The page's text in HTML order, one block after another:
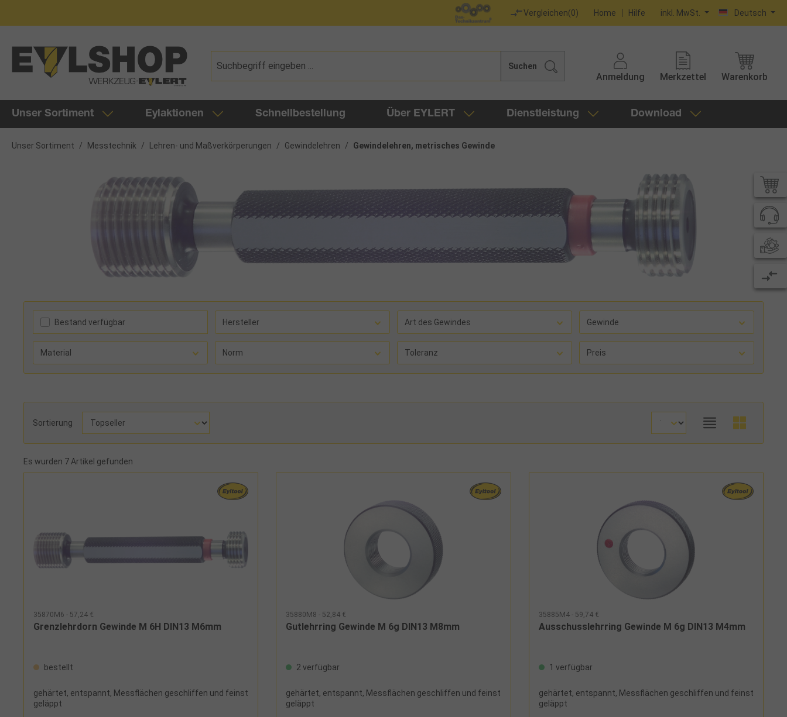
Vergleichen(0) Home Hilfe inkl. MwSt. Deutsch
Suchen
Anmeldung Merkzettel Warenkorb
Unser Sortiment Eylaktionen Schnellbestellung Über EYLERT Dienstleistung Download
Unser Sortiment / Messtechnik / Lehren- und Maßverkörperungen / Gewindelehren / Gewindelehren, metrisches Gewinde
Bestand verfügbar Hersteller Art des Gewindes Gewinde
Material Norm Toleranz Preis
Sortierung
Es wurden 7 Artikel gefunden
35870M6 - 57,24 €
Grenzlehrdorn Gewinde M 6H DIN13 M6mm
bestellt
gehärtet, entspannt, Messflächen geschliffen und feinst
geläppt
35880M8 - 52,84 €
Gutlehrring Gewinde M 6g DIN13 M8mm
2 verfügbar
gehärtet, entspannt, Messflächen geschliffen und feinst
geläppt
35885M4 - 59,74 €
Ausschusslehrring Gewinde M 6g DIN13 M4mm
1 verfügbar
gehärtet, entspannt, Messflächen geschliffen und feinst
geläppt